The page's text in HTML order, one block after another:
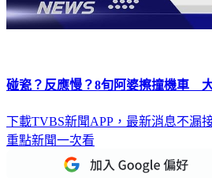
碰瓷？反應慢？8旬阿婆擦撞機車
下載TVBS新聞APP，最新消息不漏
重點新聞一次看